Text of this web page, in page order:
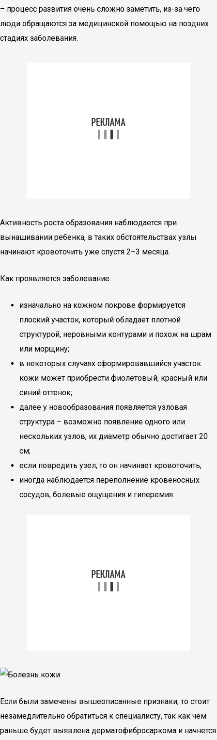
– процесс развития очень сложно заметить, из-за чего
люди обращаются за медицинской помощью на поздних
стадиях заболевания.
Активность роста образования наблюдается при
вынашивании ребенка, в таких обстоятельствах узлы
начинают кровоточить уже спустя 2–3 месяца.
Как проявляется заболевание:
изначально на кожном покрове формируется
плоский участок, который обладает плотной
структурой, неровными контурами и похож на шрам
или морщину;
в некоторых случаях сформировавшийся участок
кожи может приобрести фиолетовый, красный или
синий оттенок;
далее у новообразования появляется узловая
структура – возможно появление одного или
нескольких узлов, их диаметр обычно достигает 20
см;
если повредить узел, то он начинает кровоточить;
иногда наблюдается переполнение кровеносных
сосудов, болевые ощущения и гиперемия.
Если были замечены вышеописанные признаки, то стоит
незамедлительно обратиться к специалисту, так как чем
раньше будет выявлена дерматофибросаркома и начнется